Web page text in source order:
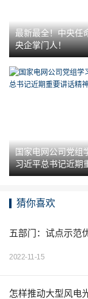
最新最全！中央任
央企掌门人！
国家电网公司党组
习近平总书记近期
精神
猜你喜欢
五部门：试点示范
2022-11-15
怎样推动大型风电